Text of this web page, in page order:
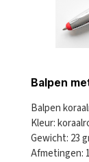
Balpen
Balpen
Kleur:
Gewicht: 23
Afmetingen: